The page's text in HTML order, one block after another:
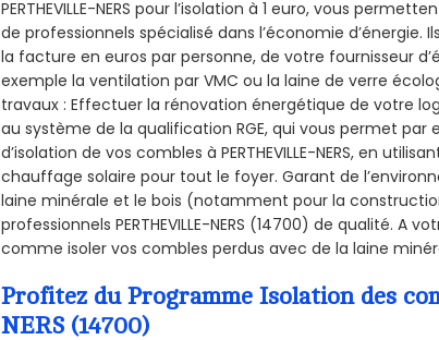
PERTHEVILLE-NERS pour l’isolation à 1 euro, vous
de professionnels spécialisé dans l’économie d’énergie.
la facture en euros par personne, de votre fournisseur
exemple la ventilation par VMC ou la laine de verre
travaux : Effectuer la rénovation énergétique de votre
au système de la qualification RGE, qui vous permet
d’isolation de vos combles à PERTHEVILLE-NERS, en
chauffage solaire pour tout le foyer. Garant de
laine minérale et le bois (notamment pour la
professionnels PERTHEVILLE-NERS (14700) de qualité. A
comme isoler vos combles perdus avec de la laine
Profitez du Programme Isolation des
NERS (14700)